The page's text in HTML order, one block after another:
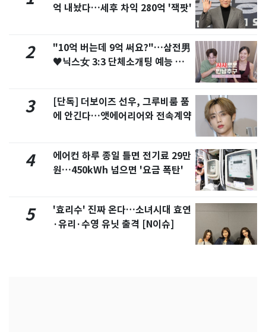
억 내놨다…세후 차익 280억 '잭팟'
2
"10억 버는데 9억 써요?"…삼전男
♥닉스女 3:3 단체소개팅 예능 화
3
[단독] 더보이즈 선우, 그루비룸 품
에 안긴다…앳에어리어와 전속계약
4
에어컨 하루 종일 틀면 전기료 29만
원…450kWh 넘으면 '요금 폭탄'
5
'효리수' 진짜 온다…소녀시대 효연
·유리·수영 유닛 출격 [N이슈]